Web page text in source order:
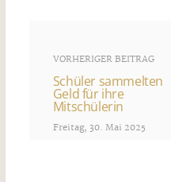
VORHERIGER BEITRAG
Schüler sammelten
Geld für ihre
Mitschülerin
Freitag, 30. Mai 2025